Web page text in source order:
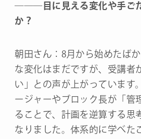
――― 目に見える変化や手ご
か？
朝田さん：8月から始めたば
な変化はまだですが、受講者
い」との声が上がっています
ージャーやブロック長が「管
ることで、計画を逆算する思
なりました。体系的に学べた